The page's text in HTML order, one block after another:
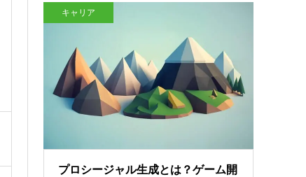
キャリア
プロシージャル生成とは？ゲーム開